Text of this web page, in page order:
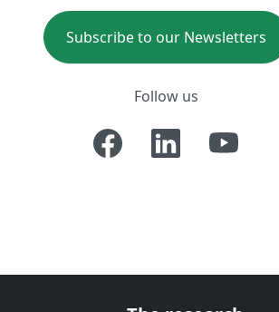
Subscribe to our Newsletters
Follow us